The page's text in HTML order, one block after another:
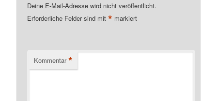
Deine E-Mail-Adresse wird nicht veröffentlicht.
Erforderliche Felder sind mit* markiert
Kommentar *